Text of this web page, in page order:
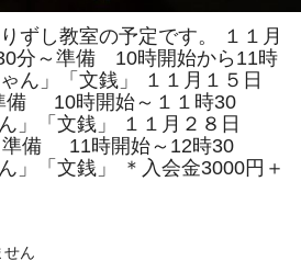
ずし教室の予定です。 １１月
分～準備 10時開始から11時
」「文銭」 １１月１５日
備 10時開始～１１時30
「文銭」 １１月２８日
準備 11時開始～12時30
「文銭」 ＊入会金3000円＋
せん